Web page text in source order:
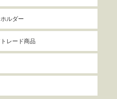
ルダー
レード商品